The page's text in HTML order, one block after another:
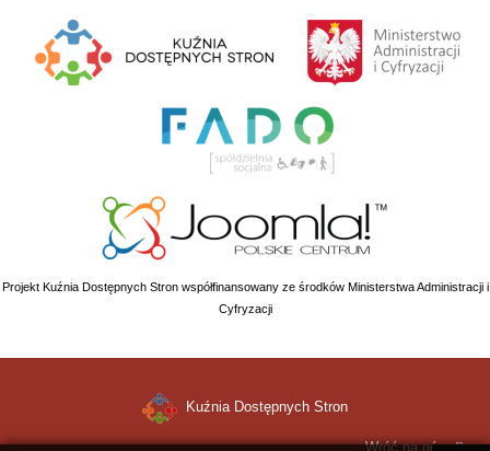
Projekt Kuźnia Dostępnych Stron współfinansowany ze środków Ministerstwa Administracji i
Cyfryzacji
Kuźnia Dostępnych Stron
Wróć na górę